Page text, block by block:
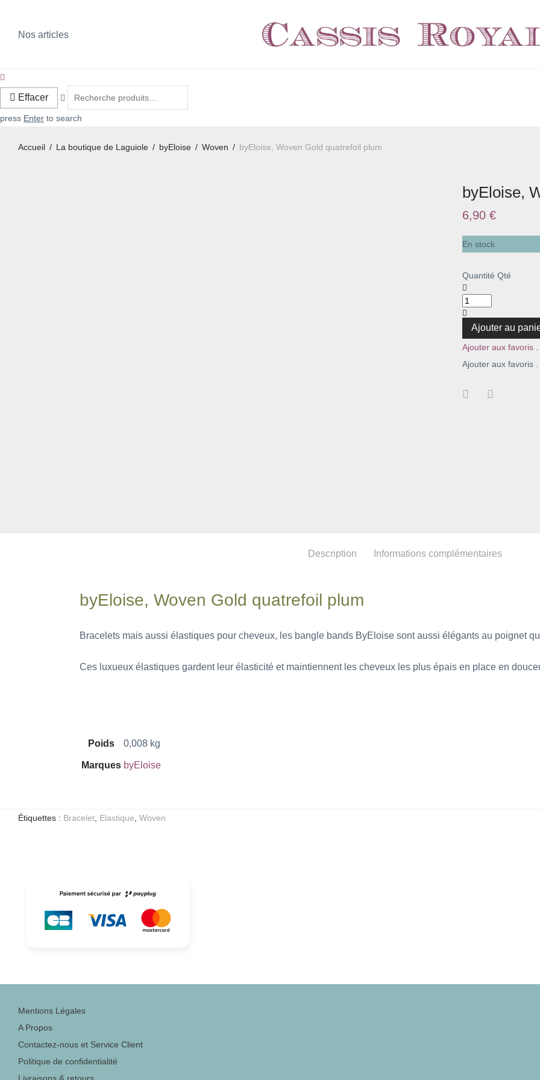
Nos articles
Effacer
press Enter to search
Accueil / La boutique de Laguiole / byEloise / Woven / byEloise, Woven Gold quatrefoil plum
byEloise,
6,90 €
En stock
Quantité Qté
Ajouter au
Ajouter aux favoris .
Ajouter aux favoris .
Description Informations complémentaires
byEloise, Woven Gold quatrefoil plum
Bracelets mais aussi élastiques pour cheveux, les bangle bands ByEloise sont aussi élégants au poignet
Ces luxueux élastiques gardent leur élasticité et maintiennent les cheveux les plus épais en place en
Poids 0,008 kg
Marques byEloise
Étiquettes : Bracelet Elastique Woven
Mentions Légales
A Propos
Contactez-nous et Service Client
Politique de confidentialité